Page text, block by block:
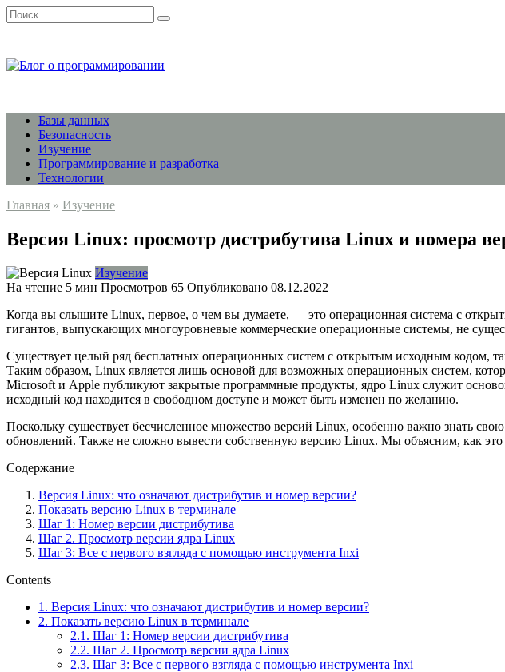
Перейти
к
Search
for:
Базы данных
Безопасность
Изучение
Программирование и разработка
Технологии
Главная » Изучение
Версия Linux: просмотр дистрибутива Linux и номера
Изучение
На чтение 5 мин Просмотров 65 Опубликовано 08.12.2022
Когда вы слышите Linux, первое, о чем вы думаете, — это операционная система с
гигантов, выпускающих многоуровневые коммерческие операционные системы, не
Существует целый ряд бесплатных операционных систем с открытым исходным кодом,
Таким образом, Linux является лишь основой для возможных операционных систем,
Microsoft и Apple публикуют закрытые программные продукты, ядро ​​Linux служит
исходный код находится в свободном доступе и может быть изменен по желанию.
Поскольку существует бесчисленное множество версий Linux, особенно важно знать
обновлений. Также не сложно вывести собственную версию Linux. Мы объясним, как это
Содержание
Версия Linux: что означают дистрибутив и номер версии?
Показать версию Linux в терминале
Шаг 1: Номер версии дистрибутива
Шаг 2. Просмотр версии ядра Linux
Шаг 3: Все с первого взгляда с помощью инструмента Inxi
Contents
1. Версия Linux: что означают дистрибутив и номер версии?
2. Показать версию Linux в терминале
2.1. Шаг 1: Номер версии дистрибутива
2.2. Шаг 2. Просмотр версии ядра Linux
2.3. Шаг 3: Все с первого взгляда с помощью инструмента Inxi